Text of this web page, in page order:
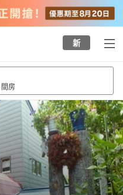
新
間房